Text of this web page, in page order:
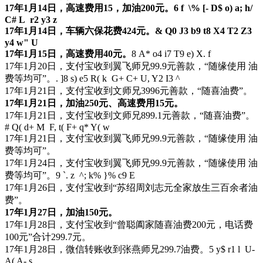
17年1月14日，高速费用15，加油200元。 6 f \% [- D$ o) a; h/
C# L r2 y3 z
17年1月14日，车辆六保花费424元。 & Q0 J3 b9 t8 X4 T2 Z3
y4 w" U
17年1月15日，高速费用40元。 8 A* o4 i7 T9 e) X. f
17年1月20日，支付宝收到翼飞师兄99.9元善款，“随缘使用 油
费等均可”。 . ]8 s) e5 R( k G+ C+ U, Y2 I3 ^
17年1月21日，支付宝收到文师兄3996元善款，“随喜油费”。
17年1月21日，加油250元、高速费用15元。
17年1月21日，支付宝收到文师兄899.1元善款，“随喜油费”。
# Q( d+ M F, t( F+ q* Y( w
17年1月21日，支付宝收到翼飞师兄99.9元善款，“随缘使用 油
费等均可”。
17年1月24日，支付宝收到翼飞师兄99.9元善款，“随缘使用 油
费等均可”。 9 `. z ^; k% }% c9 E
17年1月26日，支付宝收到“苏绍周刘志元全家放生三百余者油
费”。
17年1月27日，加油150元。
17年1月28日，支付宝收到“曾聪阖家随喜油费200元，电话费
100元”合计299.7元。
17年1月28日，微信转账收到张燕师兄299.7油费。 5 y$ r1 l U-